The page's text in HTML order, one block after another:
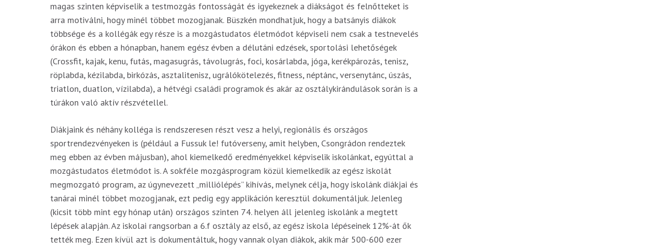
magas szinten képviselik a testmozgás fontosságát és igyekeznek a diákságot és felnőtteket is
arra motiválni, hogy minél többet mozogjanak. Büszkén mondhatjuk, hogy a batsányis diákok
többsége és a kollégák egy része is a mozgástudatos életmódot képviseli nem csak a testnevelés
órákon és ebben a hónapban, hanem egész évben a délutáni edzések, sportolási lehetőségek
(Crossfit, kajak, kenu, futás, magasugrás, távolugrás, foci, kosárlabda, jóga, kerékpározás, tenisz,
röplabda, kézilabda, birkózás, asztalitenisz, ugrálókötelezés, fitness, néptánc, versenytánc, úszás,
triatlon, duatlon, vízilabda), a hétvégi családi programok és akár az osztálykirándulások során is a
túrákon való aktív részvétellel.
Diákjaink és néhány kolléga is rendszeresen részt vesz a helyi, regionális és országos
sportrendezvényeken is (például a Fussuk le! futóverseny, amit helyben, Csongrádon rendeztek
meg ebben az évben májusban), ahol kiemelkedő eredményekkel képviselik iskolánkat, egyúttal a
mozgástudatos életmódot is. A sokféle mozgásprogram közül kiemelkedik az egész iskolát
megmozgató program, az úgynevezett „milliólépés” kihívás, melynek célja, hogy iskolánk diákjai és
tanárai minél többet mozogjanak, ezt pedig egy applikáción keresztül dokumentáljuk. Jelenleg
(kicsit több mint egy hónap után) országos szinten 74. helyen áll jelenleg iskolánk a megtett
lépések alapján. Az iskolai rangsorban a 6.f osztály az első, az egész iskola lépéseinek 12%-át ők
tették meg. Ezen kívül azt is dokumentáltuk, hogy vannak olyan diákok, akik már 500-600 ezer